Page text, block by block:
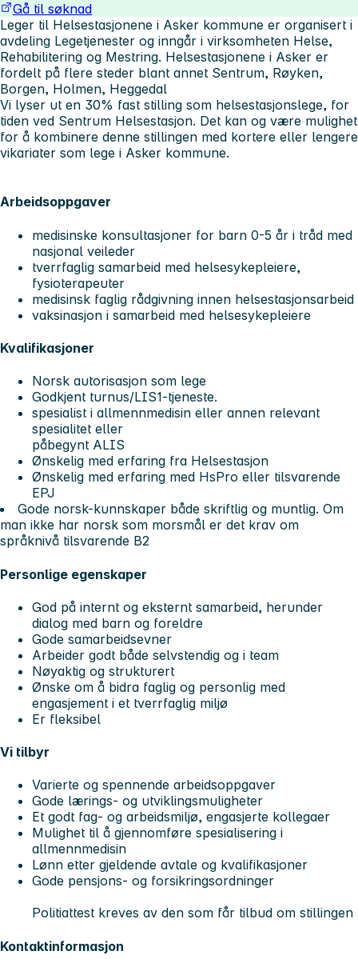
Gå til søknad
Leger til Helsestasjonene i Asker kommune er organisert i
avdeling Legetjenester og inngår i virksomheten Helse,
Rehabilitering og Mestring. Helsestasjonene i Asker er
fordelt på flere steder blant annet Sentrum, Røyken,
Borgen, Holmen, Heggedal
Vi lyser ut en 30% fast stilling som helsestasjonslege, for
tiden ved Sentrum Helsestasjon. Det kan og være mulighet
for å kombinere denne stillingen med kortere eller lengere
vikariater som lege i Asker kommune.
Arbeidsoppgaver
medisinske konsultasjoner for barn 0-5 år i tråd med
nasjonal veileder
tverrfaglig samarbeid med helsesykepleiere,
fysioterapeuter
medisinsk faglig rådgivning innen helsestasjonsarbeid
vaksinasjon i samarbeid med helsesykepleiere
Kvalifikasjoner
Norsk autorisasjon som lege
Godkjent turnus/LIS1-tjeneste.
spesialist i allmennmedisin eller annen relevant
spesialitet eller
påbegynt ALIS
Ønskelig med erfaring fra Helsestasjon
Ønskelig med erfaring med HsPro eller tilsvarende
EPJ
Gode norsk-kunnskaper både skriftlig og muntlig. Om
man ikke har norsk som morsmål er det krav om
språknivå tilsvarende B2
Personlige egenskaper
God på internt og eksternt samarbeid, herunder
dialog med barn og foreldre
Gode samarbeidsevner
Arbeider godt både selvstendig og i team
Nøyaktig og strukturert
Ønske om å bidra faglig og personlig med
engasjement i et tverrfaglig miljø
Er fleksibel
Vi tilbyr
Varierte og spennende arbeidsoppgaver
Gode lærings- og utviklingsmuligheter
Et godt fag- og arbeidsmiljø, engasjerte kollegaer
Mulighet til å gjennomføre spesialisering i
allmennmedisin
Lønn etter gjeldende avtale og kvalifikasjoner
Gode pensjons- og forsikringsordninger
Politiattest kreves av den som får tilbud om stillingen
Kontaktinformasjon